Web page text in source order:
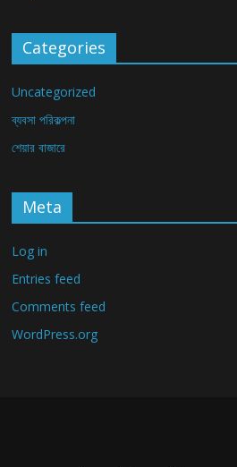
Categories
Uncategorized
ব্যবসা পরিকল্পনা
শেয়ার বাজারে
Meta
Log in
Entries feed
Comments feed
WordPress.org